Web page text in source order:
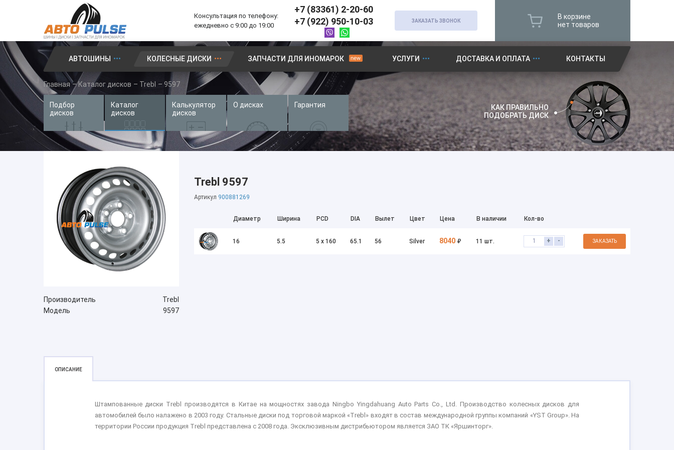
Консультация по телефону:
ежедневно с 9:00 до 19:00
+7 (83361) 2-20-60
+7 (922) 950-10-03
ЗАКАЗАТЬ ЗВОНОК
В корзине
нет товаров
Автошины
Колесные диски
Запчасти для иномарок
Услуги
Доставка и оплата
АВТОШИНЫ КОЛЕСНЫЕ ДИСКИ ЗАПЧАСТИ ДЛЯ ИНОМАРОК УСЛУГИ ДОСТАВКА И ОПЛАТА КОНТАКТЫ
Главная –Каталог дисков – Trebl – 9597
Подбор
дисков
Каталог
дисков
Калькулятор
дисков
О дисках Гарантия
КАК ПРАВИЛЬНО
ПОДОБРАТЬ ДИСК
Производитель
Trebl
Модель
9597
Trebl 9597
Артикул 900881269
Диаметр Ширина PCD DIA Вылет Цвет Цена В наличии Кол-во
16 5.5 5 x 160 65.1 56 Silver 8040 ₽ 11 шт. + - ЗАКАЗАТЬ
ОПИСАНИЕ
Штампованные диски Trebl производятся в Китае на мощностях завода Ningbo Yingdahuang Auto Parts Co., Ltd. Производство колесных дисков для
автомобилей было налажено в 2003 году. Стальные диски под торговой маркой «Trebl» входят в состав международной группы компаний «YST Group». На
территории России продукция Trebl представлена с 2008 года. Эксклюзивным дистрибьютором является ЗАО ТК «Яршинторг».